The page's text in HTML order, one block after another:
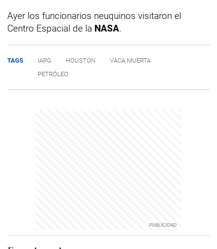
Ayer los funcionarios neuquinos visitaron el
Centro Espacial de la NASA.
TAGS IAPG HOUSTON
VACA MUERTA
PETRÓLEO